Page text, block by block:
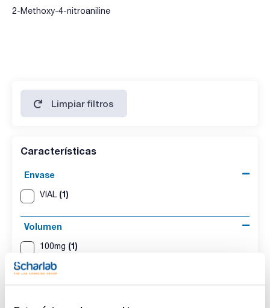
2-Methoxy-4-nitroaniline
Limpiar filtros
Características
Envase
VIAL (1)
Volumen
100mg (1)